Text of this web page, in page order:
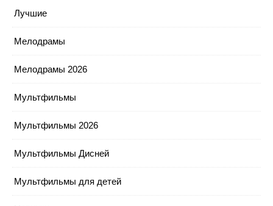
Лучшие
Мелодрамы
Мелодрамы 2026
Мультфильмы
Мультфильмы 2026
Мультфильмы Дисней
Мультфильмы для детей